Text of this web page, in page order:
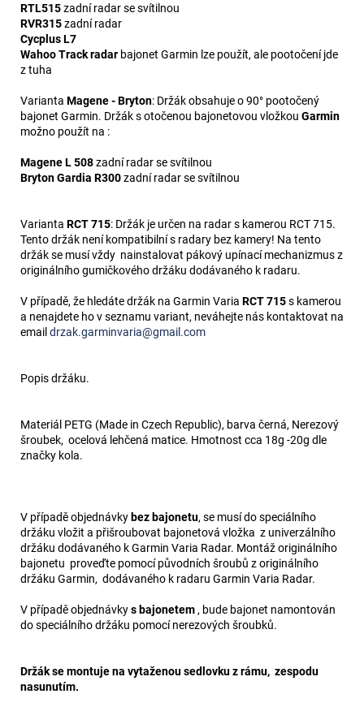
RTL515zadní radar se svítilnou
RVR315zadní radar
Cycplus L7
Wahoo Track radar bajonet Garmin lze použít, ale pootočení jde
z tuha
Varianta Magene - Bryton: Držák obsahuje o 90° pootočený
bajonet Garmin. Držák s otočenou bajonetovou vložkou Garmin
možno použít na :
Magene L 508zadní radar se svítilnou
Bryton Gardia R300zadní radar se svítilnou
Varianta RCT 715: Držák je určen na radar s kamerou RCT 715.
Tento držák není kompatibilní s radary bez kamery! Na tento
držák se musí vždy nainstalovat pákový upínací mechanizmus z
originálního gumičkového držáku dodávaného k radaru.
V případě, že hledáte držák na Garmin Varia RCT 715s kamerou
a nenajdete ho v seznamu variant, neváhejte nás kontaktovat na
emaildrzak.garminvaria@gmail.com
Popis držáku.
Materiál PETG (Made in Czech Republic), barva černá, Nerezový
šroubek, ocelová lehčená matice. Hmotnost cca 18g -20g dle
značky kola.
V případě objednávkybez bajonetu, se musí do speciálního
držáku vložit a přišroubovat bajonetová vložka z univerzálního
držáku dodávaného k Garmin Varia Radar. Montáž originálního
bajonetu proveďte pomocí původních šroubů z originálního
držáku Garmin, dodávaného k radaru Garmin Varia Radar.
V případě objednávkys bajonetem , bude bajonet namontován
do speciálního držáku pomocí nerezových šroubků.
Držák se montuje na vytaženou sedlovku z rámu, zespodu
nasunutím.